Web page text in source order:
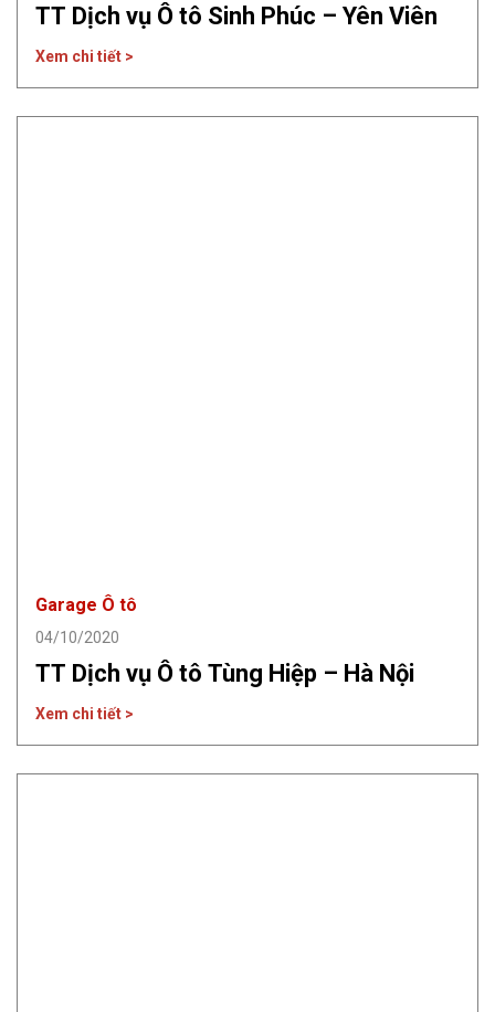
TT Dịch vụ Ô tô Sinh Phúc – Yên Viên
Xem chi tiết >
Garage Ô tô
04/10/2020
TT Dịch vụ Ô tô Tùng Hiệp – Hà Nội
Xem chi tiết >